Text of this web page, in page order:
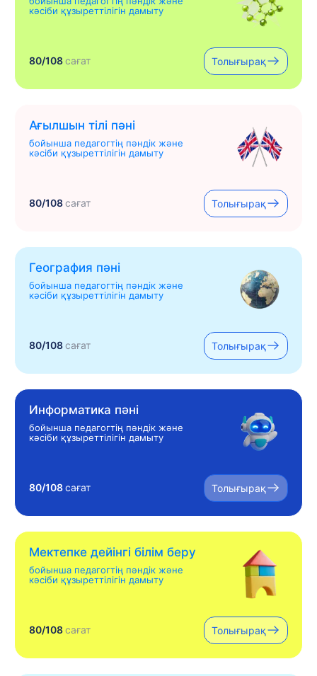
кәсіби құзыреттілігін дамыту
80/108сағат Толығырақ
Ағылшын тілі пәні
бойынша педагогтің пәндік және
кәсіби құзыреттілігін дамыту
80/108сағат Толығырақ
География пәні
бойынша педагогтің пәндік және
кәсіби құзыреттілігін дамыту
80/108сағат Толығырақ
Информатика пәні
бойынша педагогтің пәндік және
кәсіби құзыреттілігін дамыту
80/108сағат Толығырақ
Мектепке дейінгі білім беру
бойынша педагогтің пәндік және
кәсіби құзыреттілігін дамыту
80/108сағат Толығырақ